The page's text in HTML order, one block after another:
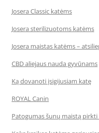
Josera Classic katėms
Josera sterilizuotoms katėms
Josera maistas katėms –
CBD aliejaus nauda gyvūnams
Ką dovanoti įsigijusiam katę
ROYAL Canin
Patogumas šunų maistą